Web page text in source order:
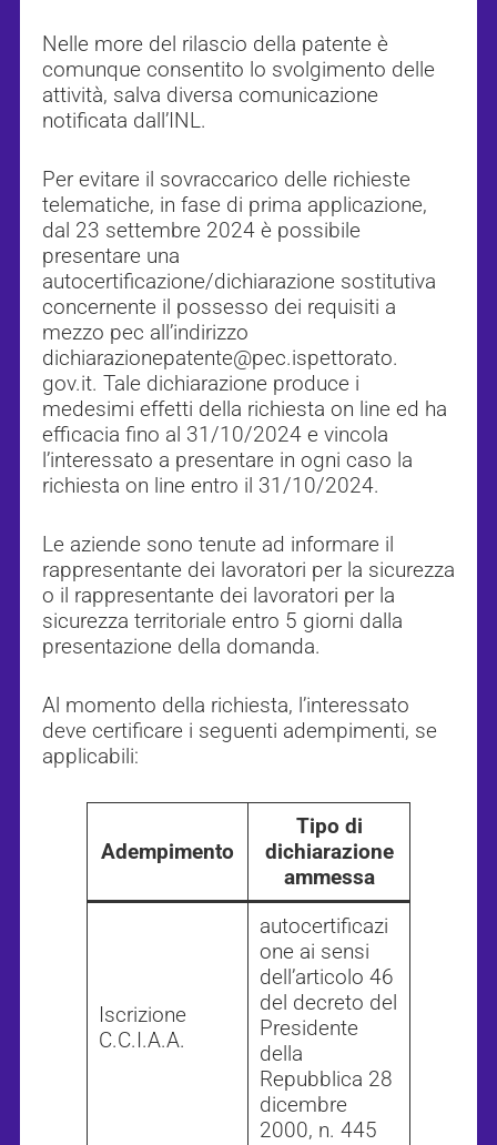
Nelle more del rilascio della patente è
comunque consentito lo svolgimento delle
attività, salva diversa comunicazione
notificata dall’INL.
Per evitare il sovraccarico delle richieste
telematiche, in fase di prima applicazione,
dal 23 settembre 2024 è possibile
presentare una
autocertificazione/dichiarazione sostitutiva
concernente il possesso dei requisiti a
mezzo pec all’indirizzo
dichiarazionepatente@pec.ispettorato.
gov.it. Tale dichiarazione produce i
medesimi effetti della richiesta on line ed ha
efficacia fino al 31/10/2024 e vincola
l’interessato a presentare in ogni caso la
richiesta on line entro il 31/10/2024.
Le aziende sono tenute ad informare il
rappresentante dei lavoratori per la sicurezza
o il rappresentante dei lavoratori per la
sicurezza territoriale entro 5 giorni dalla
presentazione della domanda.
Al momento della richiesta, l’interessato
deve certificare i seguenti adempimenti, se
applicabili:
Adempimento
Tipo di
dichiarazione
ammessa
Iscrizione
C.C.I.A.A.
autocertificazi
one ai sensi
dell’articolo 46
del decreto del
Presidente
della
Repubblica 28
dicembre
2000, n. 445